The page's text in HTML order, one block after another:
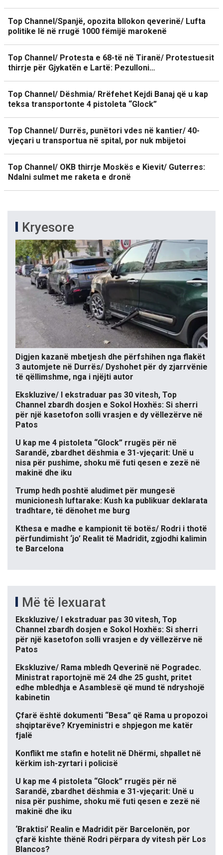
Top Channel/Spanjë, opozita bllokon qeverinë/ Lufta
politike lë në rrugë 1000 fëmijë marokenë
Top Channel/ Protesta e 68-të në Tiranë/ Protestuesit
thirrje për Gjykatën e Lartë: Pezulloni…
Top Channel/ Dëshmia/ Rrëfehet Kejdi Banaj që u kap
teksa transportonte 4 pistoleta “Glock”
Top Channel/ Durrës, punëtori vdes në kantier/ 40-
vjeçari u transportua në spital, por nuk mbijetoi
Top Channel/ OKB thirrje Moskës e Kievit/ Guterres:
Ndalni sulmet me raketa e dronë
Kryesore
Digjen kazanë mbetjesh dhe përfshihen nga flakët
3 automjete në Durrës/ Dyshohet për dy zjarrvënie
të qëllimshme, nga i njëjti autor
Ekskluzive/ I ekstraduar pas 30 vitesh, Top
Channel zbardh dosjen e Sokol Hoxhës: Si sherri
për një kasetofon solli vrasjen e dy vëllezërve në
Patos
U kap me 4 pistoleta “Glock” rrugës për në
Sarandë, zbardhet dëshmia e 31-vjeçarit: Unë u
nisa për pushime, shoku më futi qesen e zezë në
makinë dhe iku
Trump hedh poshtë aludimet për mungesë
municionesh luftarake: Kush ka publikuar deklarata
tradhtare, të dënohet me burg
Kthesa e madhe e kampionit të botës/ Rodri i thotë
përfundimisht ‘jo’ Realit të Madridit, zgjodhi kalimin
te Barcelona
Më të lexuarat
Ekskluzive/ I ekstraduar pas 30 vitesh, Top
Channel zbardh dosjen e Sokol Hoxhës: Si sherri
për një kasetofon solli vrasjen e dy vëllezërve në
Patos
Ekskluzive/ Rama mbledh Qeverinë në Pogradec.
Ministrat raportojnë më 24 dhe 25 gusht, pritet
edhe mbledhja e Asamblesë që mund të ndryshojë
kabinetin
Çfarë është dokumenti “Besa” që Rama u propozoi
shqiptarëve? Kryeministri e shpjegon me katër
fjalë
Konflikt me stafin e hotelit në Dhërmi, shpallet në
kërkim ish-zyrtari i policisë
U kap me 4 pistoleta “Glock” rrugës për në
Sarandë, zbardhet dëshmia e 31-vjeçarit: Unë u
nisa për pushime, shoku më futi qesen e zezë në
makinë dhe iku
‘Braktisi’ Realin e Madridit për Barcelonën, por
çfarë kishte thënë Rodri përpara dy vitesh për Los
Blancos?